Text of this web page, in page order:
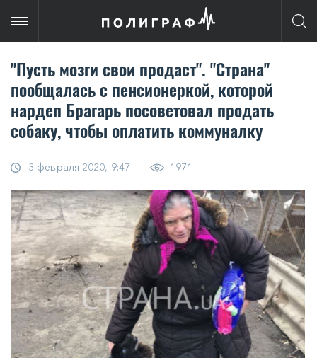
"Пусть мозги свои продаст". "Страна"
пообщалась с пенсионеркой, которой
нардеп Брагарь посоветовал продать
собаку, чтобы оплатить коммуналку
3 февраля 2020, 9:47 1971